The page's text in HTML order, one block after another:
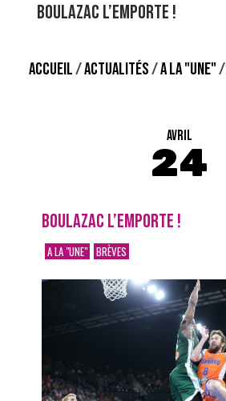
BOULAZAC L’EMPORTE !
ACCUEIL/ACTUALITÉS/A LA "UNE"/
AVRIL
24
BOULAZAC L’EMPORTE !
A LA "UNE" BRÈVES